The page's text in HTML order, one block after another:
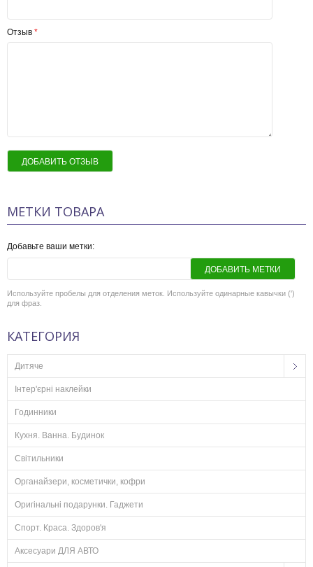
*
Отзыв
ДОБАВИТЬ ОТЗЫВ
МЕТКИ ТОВАРА
Добавьте ваши метки:
ДОБАВИТЬ МЕТКИ
Используйте пробелы для отделения меток. Используйте одинарные кавычки (')
для фраз.
КАТЕГОРИЯ
Дитяче
Інтер'єрні наклейки
Годинники
Кухня. Ванна. Будинок
Світильники
Органайзери, косметички, кофри
Оригінальні подарунки. Гаджети
Спорт. Краса. Здоров'я
Аксесуари ДЛЯ АВТО